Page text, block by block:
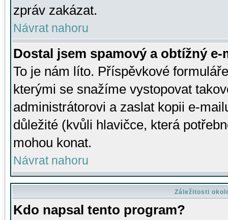
zpráv zakázat.
Návrat nahoru
Dostal jsem spamový a obtížný
To je nám líto. Příspěvkové
kterými se snažíme vystopovat
administrátorovi a zaslat kopii e-
důležité (kvůli hlavičce, která
mohou konat.
Návrat nahoru
Záležitosti
Kdo napsal tento program?